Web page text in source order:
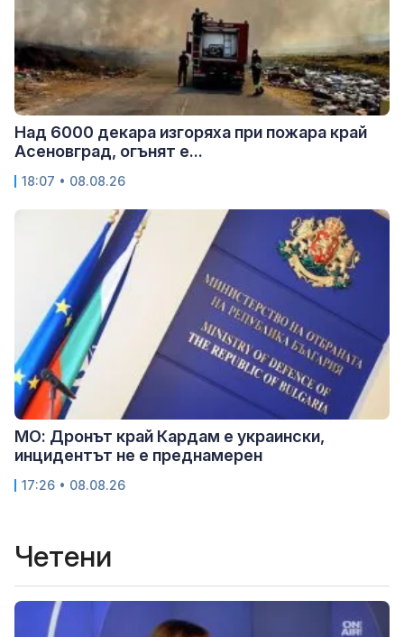
Над 6000 декара изгоряха при пожара край
Асеновград, огънят е...
18:07 • 08.08.26
МО: Дронът край Кардам е украински,
инцидентът не е преднамерен
17:26 • 08.08.26
Четени